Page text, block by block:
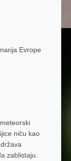
Evrope
niču kao
zablistaju.